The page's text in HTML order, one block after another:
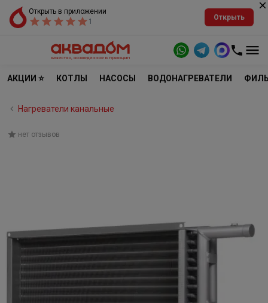
Открыть в приложении
1
Открыть
АКЦИИ ⭐ КОТЛЫ НАСОСЫ ВОДОНАГРЕВАТЕЛИ
Нагреватели канальные
нет отзывов